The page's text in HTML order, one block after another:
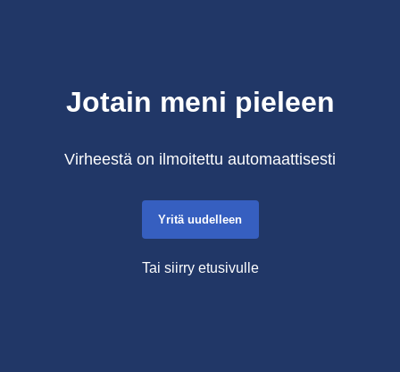
Jotain meni pieleen
Virheestä on ilmoitettu automaattisesti
Yritä uudelleen
Tai siirry etusivulle